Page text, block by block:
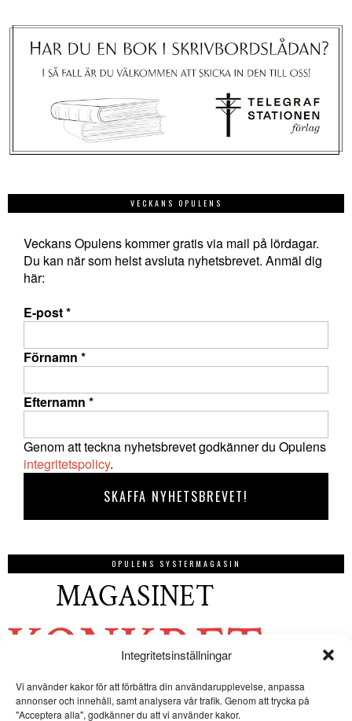
Integritetsinställningar
Vi använder kakor för att förbättra din användarupplevelse, anpassa
annonser och innehåll, samt analysera vår trafik. Genom att trycka på
"Acceptera alla", godkänner du att vi använder kakor.
VECKANS OPULENS
Veckans Opulens kommer gratis via mail på lördagar.
Du kan när som helst avsluta nyhetsbrevet. Anmäl dig
här:
E-post*
Förnamn *
Efternamn *
Genom att teckna nyhetsbrevet godkänner du Opulens
integritetspolicy.
OPULENS SYSTERMAGASIN